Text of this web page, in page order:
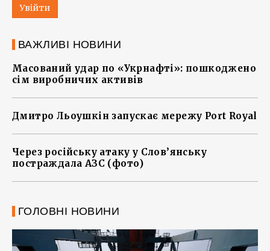
Увійти
ВАЖЛИВІ НОВИНИ
Масований удар по «Укрнафті»: пошкоджено
сім виробничих активів
Дмитро Льоушкін запускає мережу Port Royal
Через російську атаку у Слов’янську
постраждала АЗС (фото)
ГОЛОВНІ НОВИНИ